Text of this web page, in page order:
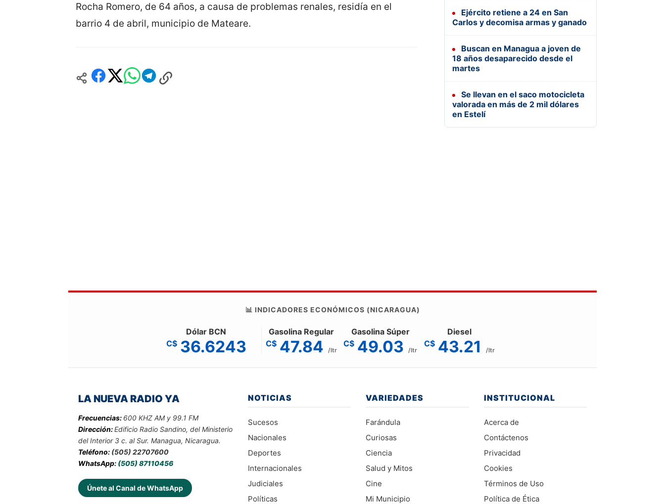
Rocha Romero, de 64 años, a causa de problemas renales, residía en el
barrio 4 de abril, municipio de Mateare.
Ejército retiene a 24 en San
Carlos y decomisa armas y ganado
Buscan en Managua a joven de
18 años desaparecido desde el
martes
Se llevan en el saco motocicleta
valorada en más de 2 mil dólares
en Estelí
📊 INDICADORES ECONÓMICOS (NICARAGUA)
Dólar BCN
C$ 36.6243
Gasolina Regular
C$ 47.84 /ltr
Gasolina Súper
C$ 49.03 /ltr
Diesel
C$ 43.21 /ltr
LA NUEVA RADIO YA
Frecuencias: 600 KHZ AM y 99.1 FM
Dirección:Edificio Radio Sandino, del Ministerio
del Interior 3 c. al Sur. Managua, Nicaragua.
Teléfono: (505) 22707600
WhatsApp: (505) 87110456
Únete al Canal de WhatsApp
NOTICIAS
Sucesos
Nacionales
Deportes
Internacionales
Judiciales
Políticas
VARIEDADES
Farándula
Curiosas
Ciencia
Salud y Mitos
Cine
Mi Municipio
INSTITUCIONAL
Acerca de
Contáctenos
Privacidad
Cookies
Términos de Uso
Política de Ética